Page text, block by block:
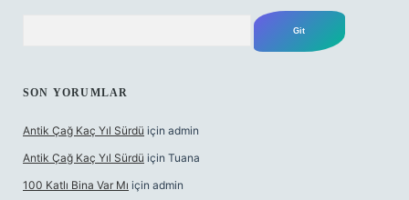
SON YORUMLAR
Antik Çağ Kaç Yıl Sürdü için admin
Antik Çağ Kaç Yıl Sürdü için Tuana
100 Katlı Bina Var Mı için admin